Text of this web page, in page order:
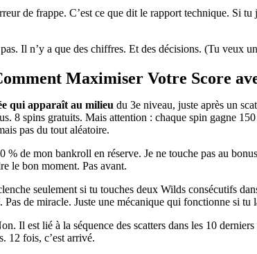
de frappe. C’est ce que dit le rapport technique. Si
Il n’y a que des chiffres. Et des décisions. (Tu veux
Maximiser Votre Score
qui apparaît au milieu du 3e niveau, juste après un
8 spins gratuits. Mais attention : chaque spin gagne
pas du tout aléatoire.
% de mon bankroll en réserve. Je ne touche pas au
le bon moment. Pas avant.
seulement si tu touches deux Wilds consécutifs
de miracle. Juste une mécanique qui fonctionne si tu
Il est lié à la séquence des scatters dans les 10
12 fois, c’est arrivé.